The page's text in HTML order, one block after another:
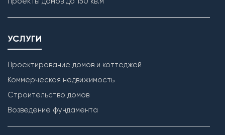
УСЛУГИ
Проектирование домов и коттеджей
Коммерческая недвижимость
Строительство домов
Возведение фундамента